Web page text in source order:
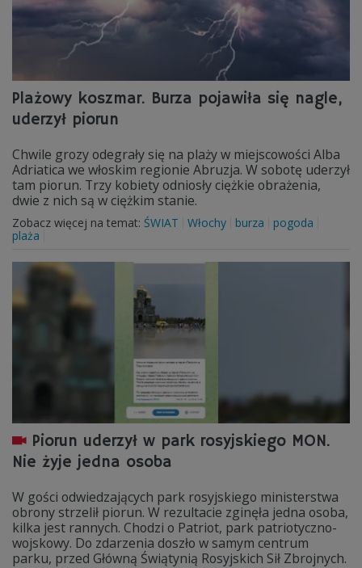
Plażowy koszmar. Burza pojawiła się nagle,
uderzył piorun
Chwile grozy odegrały się na plaży w miejscowości Alba
Adriatica we włoskim regionie Abruzja. W sobotę uderzył
tam piorun. Trzy kobiety odniosły ciężkie obrażenia,
dwie z nich są w ciężkim stanie.
Zobacz więcej na temat: ŚWIAT Włochy burza
pogoda
plaża
Piorun uderzył w park rosyjskiego MON.
Nie żyje jedna osoba
W gości odwiedzających park rosyjskiego ministerstwa
obrony strzelił piorun. W rezultacie zginęła jedna osoba,
kilka jest rannych. Chodzi o Patriot, park patriotyczno-
wojskowy. Do zdarzenia doszło w samym centrum
parku, przed Główną Świątynią Rosyjskich Sił Zbrojnych.